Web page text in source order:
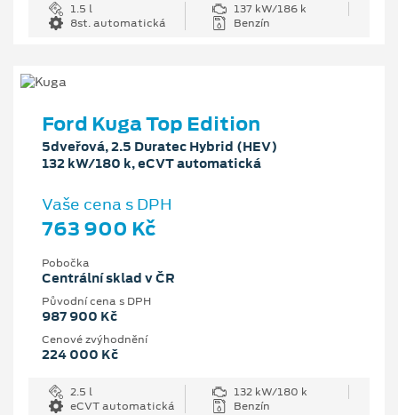
1.5 l
137 kW/186 k
8st. automatická
Benzín
Ford Kuga Top Edition
5dveřová, 2.5 Duratec Hybrid (HEV)
132 kW/180 k, eCVT automatická
Vaše cena s DPH
763 900 Kč
Pobočka
Centrální sklad v ČR
Původní cena s DPH
987 900 Kč
Cenové zvýhodnění
224 000 Kč
2.5 l
132 kW/180 k
eCVT automatická
Benzín